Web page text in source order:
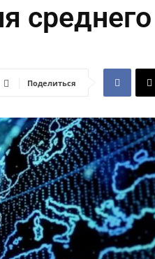
среднего
Поделиться